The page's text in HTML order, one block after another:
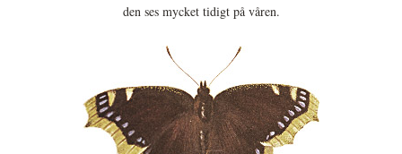
den ses mycket tidigt på våren.